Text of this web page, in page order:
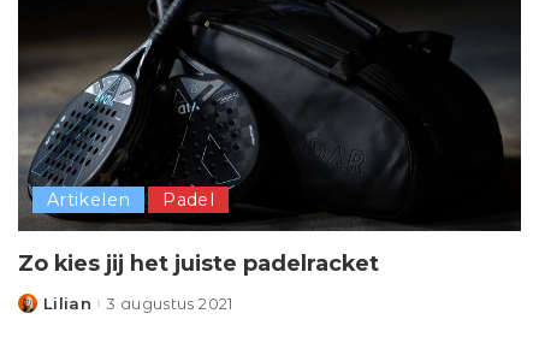
Artikelen Padel
Zo kies jij het juiste padelracket
Posted
Lilian 3 augustus 2021